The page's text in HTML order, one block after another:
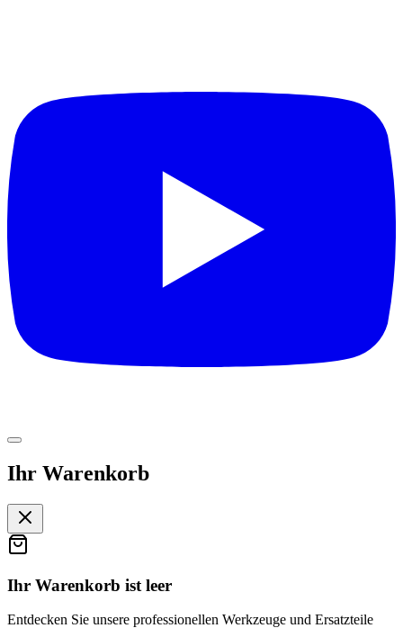
Ihr Warenkorb
Ihr Warenkorb ist leer
Entdecken Sie unsere professionellen Werkzeuge und Ersatzteile